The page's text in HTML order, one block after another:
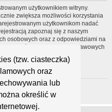
(tzw. ciasteczka)
oraz
lub
określić w
użytkownikiem witryny.
zwiększa możliwości korzystania
użytkownikom nadać
zapoznaj się z naszym
osobowych oraz z odpowiedziami na
jest wyjaśnionych wiele podstawowych
witryny.
osobowych